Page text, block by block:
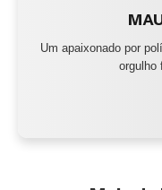
Um apaixonado por
orgulho